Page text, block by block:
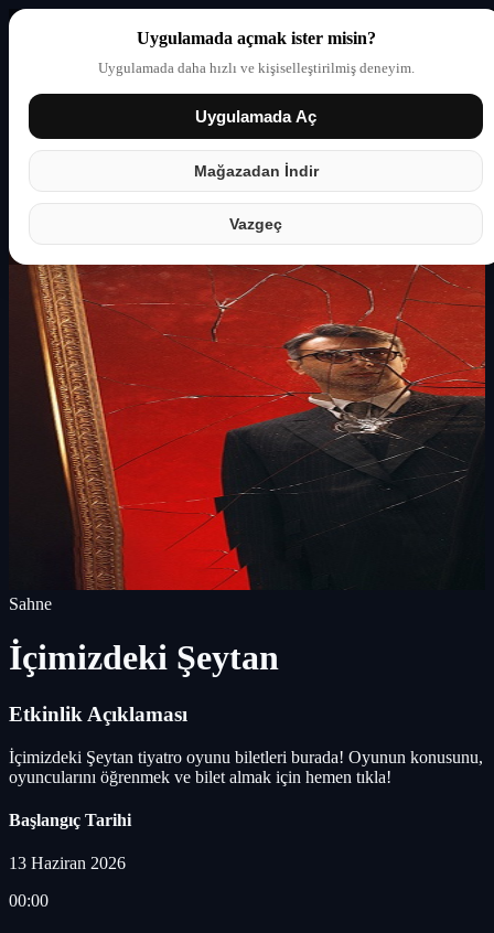
Uygulamada açmak ister misin?
Uygulamada daha hızlı ve kişiselleştirilmiş deneyim.
Uygulamada Aç
Mağazadan İndir
Vazgeç
Giriş yap Partner
Sahne
İçimizdeki Şeytan
Etkinlik Açıklaması
İçimizdeki Şeytan tiyatro oyunu biletleri burada! Oyunun konusunu,
oyuncularını öğrenmek ve bilet almak için hemen tıkla!
Başlangıç Tarihi
13 Haziran 2026
00:00